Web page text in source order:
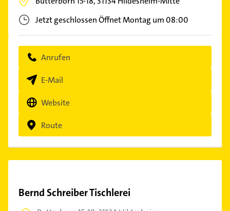
Jetzt geschlossenÖffnet Montag um 08:00
Anrufen
E-Mail
Website
Route
Bernd Schreiber Tischlerei